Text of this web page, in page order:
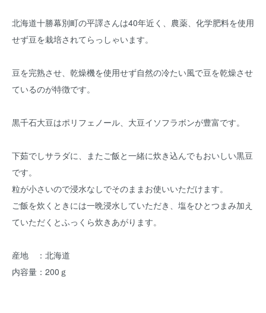
北海道十勝幕別町の平譯さんは40年近く、農薬、化学肥料を使用
せず豆を栽培されてらっしゃいます。
豆を完熟させ、乾燥機を使用せず自然の冷たい風で豆を乾燥させ
ているのが特徴です。
黒千石大豆はポリフェノール、大豆イソフラボンが豊富です。
下茹でしサラダに、またご飯と一緒に炊き込んでもおいしい黒豆
です。
粒が小さいので浸水なしでそのままお使いいただけます。
ご飯を炊くときには一晩浸水していただき、塩をひとつまみ加え
ていただくとふっくら炊きあがります。
産地 ：北海道
内容量：200ｇ